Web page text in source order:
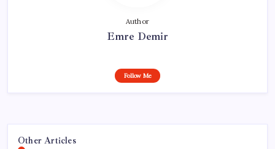
Author
Emre Demir
Follow Me
Other Articles